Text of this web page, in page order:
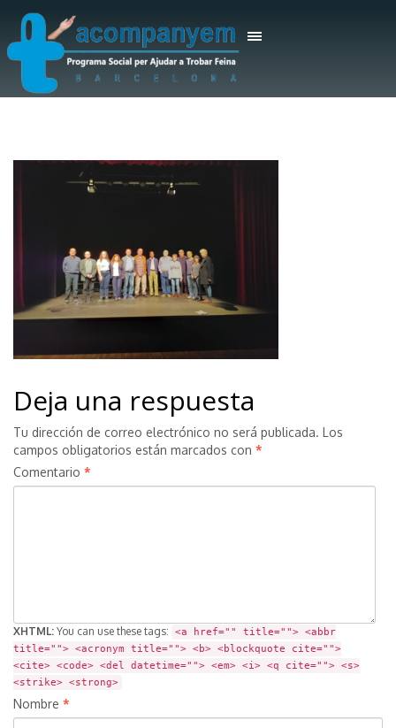
Deja una respuesta
Tu dirección de correo electrónico no será publicada. Los
campos obligatorios están marcados con *
Comentario *
XHTML: You can use these tags:
<a href="" title=""> <abbr
title=""> <acronym title=""> <b> <blockquote cite="">
<cite> <code> <del datetime=""> <em> <i> <q cite=""> <s>
<strike> <strong>
Nombre *